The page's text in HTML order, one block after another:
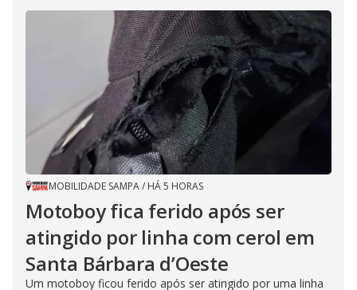
MOBILIDADE SAMPA/ HÁ 5 HORAS
Motoboy fica ferido após ser
atingido por linha com cerol em
Santa Bárbara d’Oeste
Um motoboy ficou ferido após ser atingido por uma linha